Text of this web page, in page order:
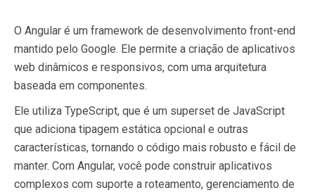
O Angular é um framework de desenvolvimento front-end
mantido pelo Google. Ele permite a criação de aplicativos
web dinâmicos e responsivos, com uma arquitetura
baseada em componentes.
Ele utiliza TypeScript, que é um superset de JavaScript
que adiciona tipagem estática opcional e outras
características, tornando o código mais robusto e fácil de
manter. Com Angular, você pode construir aplicativos
complexos com suporte a roteamento, gerenciamento de